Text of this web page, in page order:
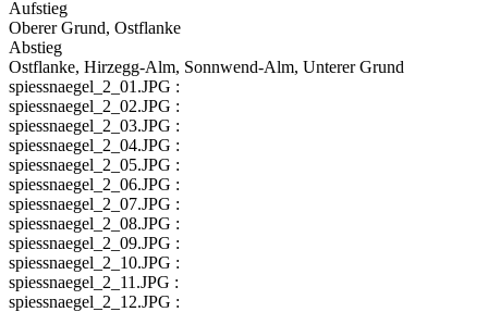
Aufstieg
Oberer Grund, Ostflanke
Abstieg
Ostflanke, Hirzegg-Alm, Sonnwend-Alm, Unterer Grund
spiessnaegel_2_01.JPG :
spiessnaegel_2_02.JPG :
spiessnaegel_2_03.JPG :
spiessnaegel_2_04.JPG :
spiessnaegel_2_05.JPG :
spiessnaegel_2_06.JPG :
spiessnaegel_2_07.JPG :
spiessnaegel_2_08.JPG :
spiessnaegel_2_09.JPG :
spiessnaegel_2_10.JPG :
spiessnaegel_2_11.JPG :
spiessnaegel_2_12.JPG :